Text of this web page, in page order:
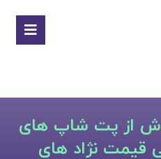
از پت شاپ های
قیمت نژاد های